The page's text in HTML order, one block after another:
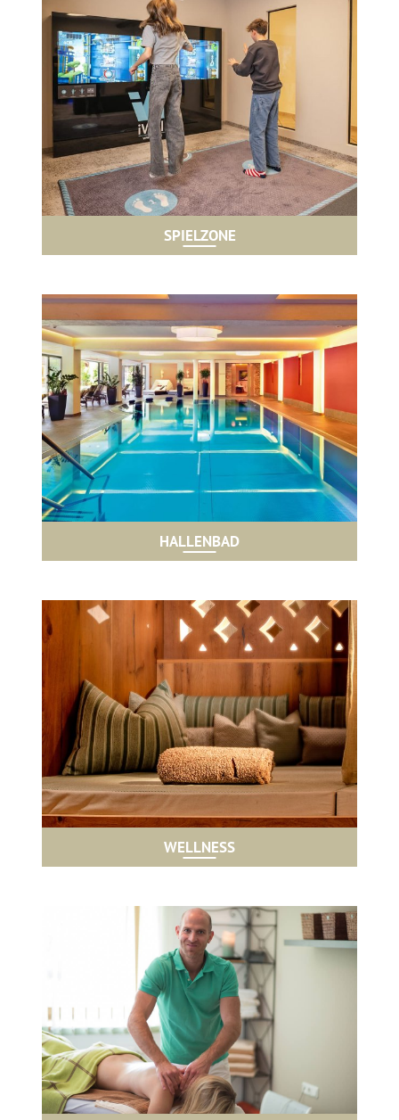
SPIELZONE
HALLENBAD
WELLNESS